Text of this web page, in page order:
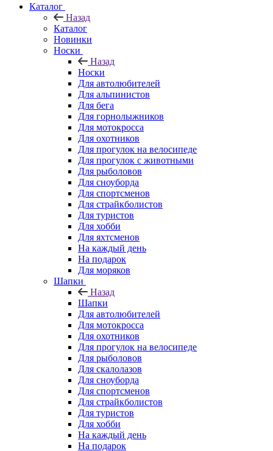
Каталог
Назад
Каталог
Новинки
Носки
Назад
Носки
Для автолюбителей
Для альпинистов
Для бега
Для горнолыжников
Для мотокросса
Для охотников
Для прогулок на велосипеде
Для прогулок с животными
Для рыболовов
Для сноуборда
Для спортсменов
Для страйкболистов
Для туристов
Для хобби
Для яхтсменов
На каждый день
На подарок
Для моряков
Шапки
Назад
Шапки
Для автолюбителей
Для мотокросса
Для охотников
Для прогулок на велосипеде
Для рыболовов
Для скалолазов
Для сноуборда
Для спортсменов
Для страйкболистов
Для туристов
Для хобби
На каждый день
На подарок